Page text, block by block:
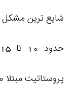
پروستاتیت